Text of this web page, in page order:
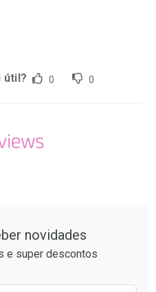
útil? 0 0
novidades
e super descontos